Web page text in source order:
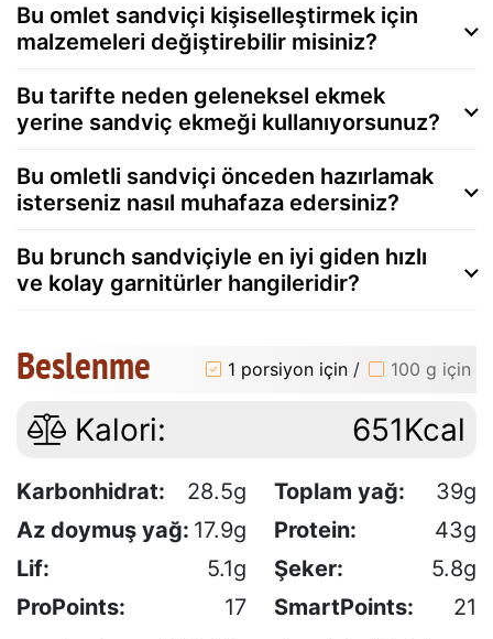
Bu omlet sandviçi kişiselleştirmek için
malzemeleri değiştirebilir misiniz?
Bu tarifte neden geleneksel ekmek
yerine sandviç ekmeği kullanıyorsunuz?
Bu omletli sandviçi önceden hazırlamak
isterseniz nasıl muhafaza edersiniz?
Bu brunch sandviçiyle en iyi giden hızlı
ve kolay garnitürler hangileridir?
Beslenme 1 porsiyon için / 100 g için
Kalori: 651Kcal
Karbonhidrat: 28.5g Toplam yağ:
39g
Az doymuş yağ: 17.9g Protein:
43g
Lif:
5.1g Şeker:
5.8g
ProPoints:
17 SmartPoints: 21